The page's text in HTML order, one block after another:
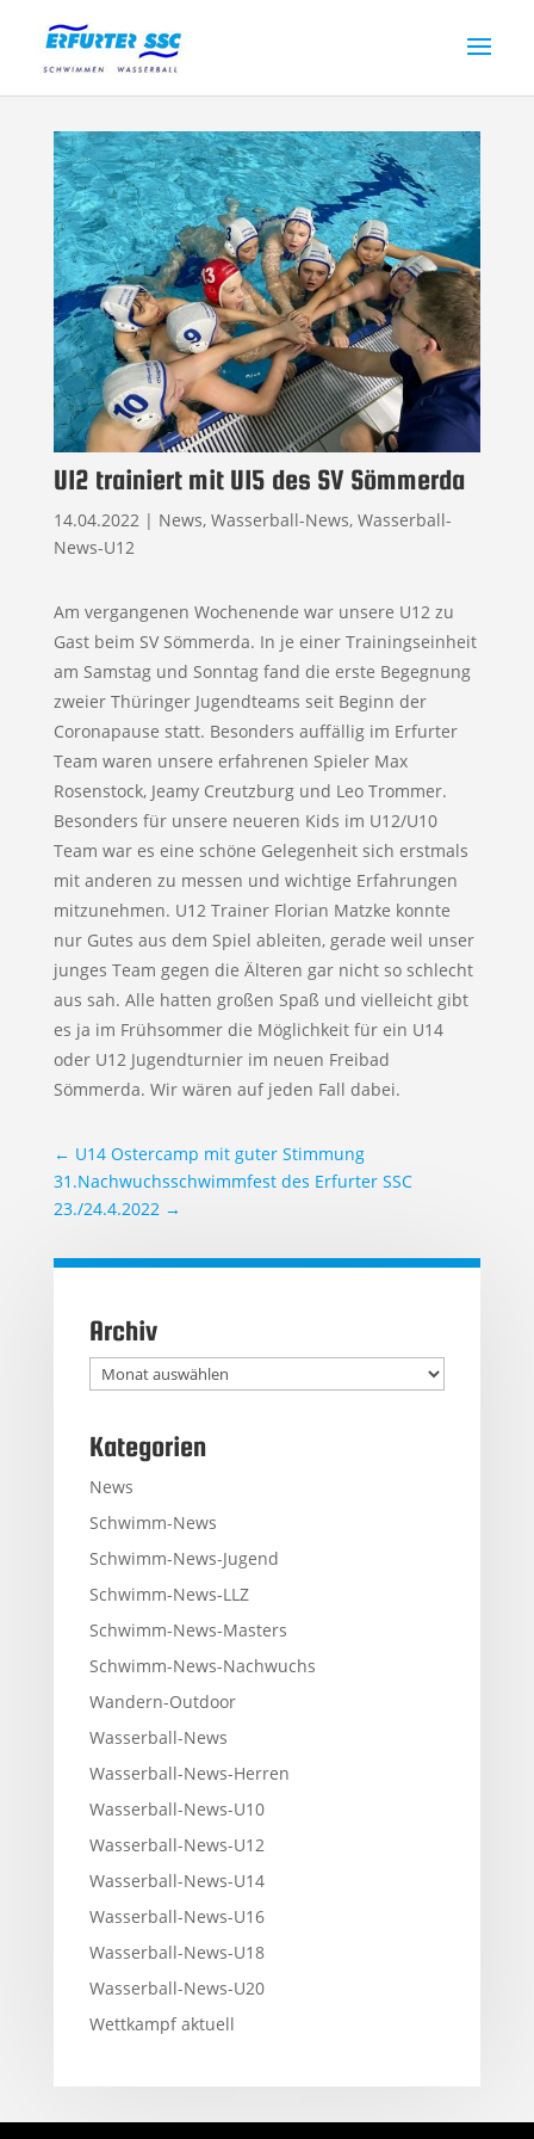
U12 trainiert mit U15 des SV Sömmerda
14.04.2022 | News, Wasserball-News, Wasserball-
News-U12
Am vergangenen Wochenende war unsere U12 zu
Gast beim SV Sömmerda. In je einer Trainingseinheit
am Samstag und Sonntag fand die erste Begegnung
zweier Thüringer Jugendteams seit Beginn der
Coronapause statt. Besonders auffällig im Erfurter
Team waren unsere erfahrenen Spieler Max
Rosenstock, Jeamy Creutzburg und Leo Trommer.
Besonders für unsere neueren Kids im U12/U10
Team war es eine schöne Gelegenheit sich erstmals
mit anderen zu messen und wichtige Erfahrungen
mitzunehmen. U12 Trainer Florian Matzke konnte
nur Gutes aus dem Spiel ableiten, gerade weil unser
junges Team gegen die Älteren gar nicht so schlecht
aus sah. Alle hatten großen Spaß und vielleicht gibt
es ja im Frühsommer die Möglichkeit für ein U14
oder U12 Jugendturnier im neuen Freibad
Sömmerda. Wir wären auf jeden Fall dabei.
← U14 Ostercamp mit guter Stimmung
31.Nachwuchsschwimmfest des Erfurter SSC
23./24.4.2022 →
Archiv
Archiv
Kategorien
News
Schwimm-News
Schwimm-News-Jugend
Schwimm-News-LLZ
Schwimm-News-Masters
Schwimm-News-Nachwuchs
Wandern-Outdoor
Wasserball-News
Wasserball-News-Herren
Wasserball-News-U10
Wasserball-News-U12
Wasserball-News-U14
Wasserball-News-U16
Wasserball-News-U18
Wasserball-News-U20
Wettkampf aktuell